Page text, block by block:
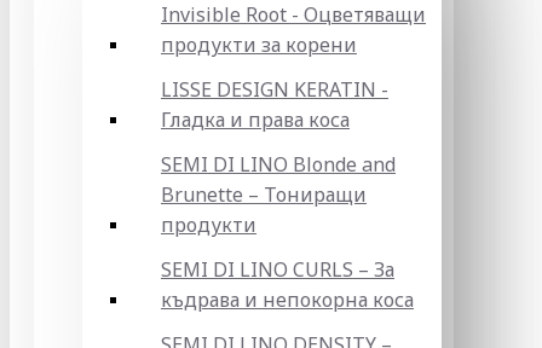
Invisible Root - Оцветяващи
продукти за корени
LISSE DESIGN KERATIN -
Гладка и права коса
SEMI DI LINO Blonde and
Brunette – Тониращи
продукти
SEMI DI LINO CURLS – За
къдрава и непокорна коса